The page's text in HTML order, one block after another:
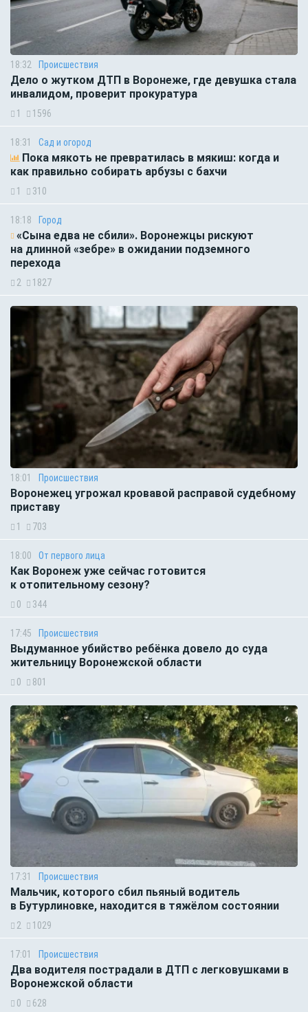
18:32 Происшествия
Дело о жутком ДТП в Воронеже, где девушка стала
инвалидом, проверит прокуратура
1 1596
18:31 Сад и огород
Пока мякоть не превратилась в мякиш: когда и
как правильно собирать арбузы с бахчи
1 310
18:18 Город
«Сына едва не сбили». Воронежцы рискуют
на длинной «зебре» в ожидании подземного
перехода
2 1827
18:01 Происшествия
Воронежец угрожал кровавой расправой судебному
приставу
1 703
18:00 От первого лица
Как Воронеж уже сейчас готовится
к отопительному сезону?
0 344
17:45 Происшествия
Выдуманное убийство ребёнка довело до суда
жительницу Воронежской области
0 801
17:31 Происшествия
Мальчик, которого сбил пьяный водитель
в Бутурлиновке, находится в тяжёлом состоянии
2 1029
17:01 Происшествия
Два водителя пострадали в ДТП с легковушками в
Воронежской области
0 628